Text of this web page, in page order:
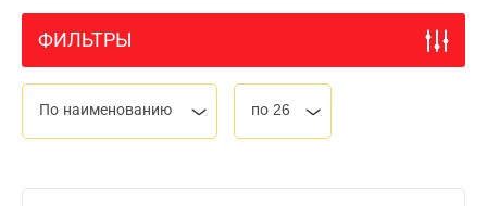
ФИЛЬТРЫ
По наименованию по 26